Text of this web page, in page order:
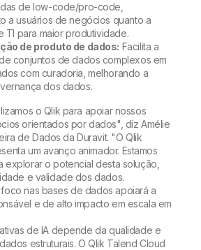
de low-code/pro-code,
a usuários de negócios quanto a
TI para maior produtividade.
de produto de dados: Facilita a
conjuntos de dados complexos em
com curadoria, melhorando a
dos dados.
o Qlik para apoiar nossos
orientados por dados", diz Amélie
de Dados da Duravit. "O Qlik
um avanço animador. Estamos
explorar o potencial desta solução,
e validade dos dados.
nas bases de dados apoiará a
e de alto impacto em escala em
de IA depende da qualidade e
estruturais. O Qlik Talend Cloud